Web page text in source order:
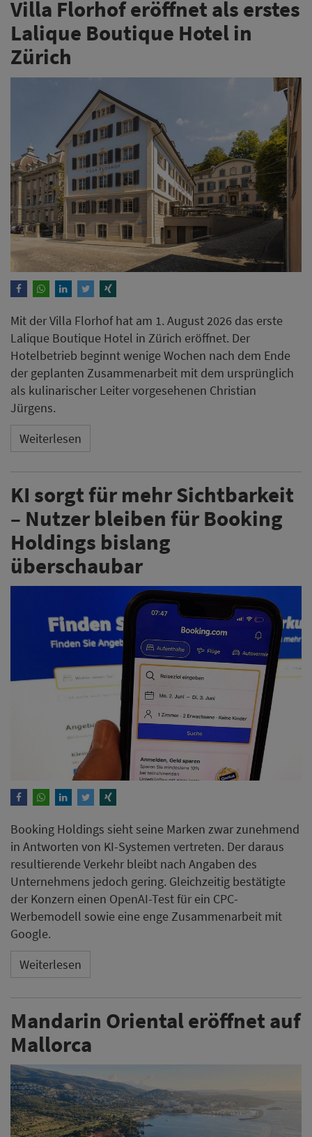
Villa Florhof eröffnet als erstes
Lalique Boutique Hotel in
Zürich
Mit der Villa Florhof hat am 1. August 2026 das erste
Lalique Boutique Hotel in Zürich eröffnet. Der
Hotelbetrieb beginnt wenige Wochen nach dem Ende
der geplanten Zusammenarbeit mit dem ursprünglich
als kulinarischer Leiter vorgesehenen Christian
Jürgens.
Weiterlesen
KI sorgt für mehr Sichtbarkeit
– Nutzer bleiben für Booking
Holdings bislang
überschaubar
Booking Holdings sieht seine Marken zwar zunehmend
in Antworten von KI-Systemen vertreten. Der daraus
resultierende Verkehr bleibt nach Angaben des
Unternehmens jedoch gering. Gleichzeitig bestätigte
der Konzern einen OpenAI-Test für ein CPC-
Werbemodell sowie eine enge Zusammenarbeit mit
Google.
Weiterlesen
Mandarin Oriental eröffnet auf
Mallorca